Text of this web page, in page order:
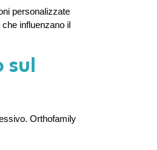
personalizzate
influenzano il
sul
Orthofamily